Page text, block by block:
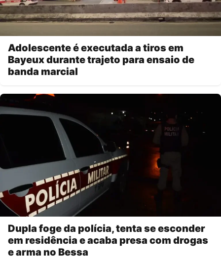
Adolescente é executada a tiros em
Bayeux durante trajeto para ensaio de
banda marcial
Dupla foge da polícia, tenta se esconder
em residência e acaba presa com drogas
e arma no Bessa